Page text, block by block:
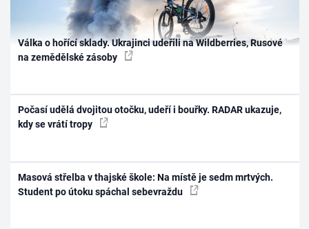
Válka o hořící sklady. Ukrajinci udeřili na Wildberries, Rusové
na zemědělské zásoby
Počasí udělá dvojitou otočku, udeří i bouřky. RADAR ukazuje,
kdy se vrátí tropy
Masová střelba v thajské škole: Na místě je sedm mrtvých.
Student po útoku spáchal sebevraždu